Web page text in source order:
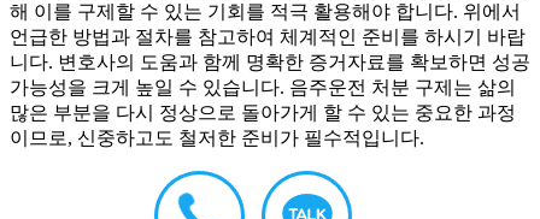
해 이를 구제할 수 있는 기회를 적극 활용해야 합니다. 위에서
언급한 방법과 절차를 참고하여 체계적인 준비를 하시기 바랍
니다. 변호사의 도움과 함께 명확한 증거자료를 확보하면 성공
가능성을 크게 높일 수 있습니다. 음주운전 처분 구제는 삶의
많은 부분을 다시 정상으로 돌아가게 할 수 있는 중요한 과정
이므로, 신중하고도 철저한 준비가 필수적입니다.